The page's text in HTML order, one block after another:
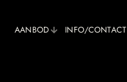
AANBOD INFO/CONTACT